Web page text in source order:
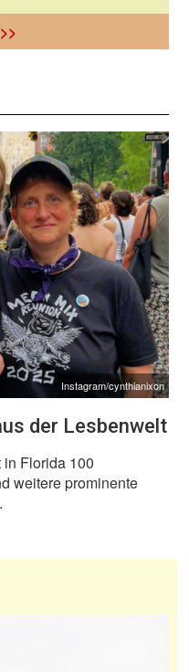
Instagram/cynthianixon
der Lesbenwelt
Florida 100
weitere prominente